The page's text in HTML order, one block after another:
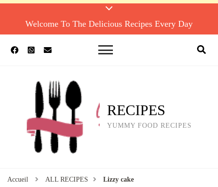
Welcome To The Delicious Recipes Every Day
RECIPES
YUMMY FOOD RECIPES
Accueil ALL RECIPES Lizzy cake